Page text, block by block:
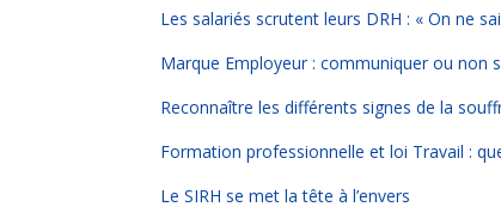
Les salariés scrutent leurs DRH : « On ne
Marque Employeur : communiquer ou non
Reconnaître les différents signes de la
Formation professionnelle et loi Travail :
Le SIRH se met la tête à l’envers